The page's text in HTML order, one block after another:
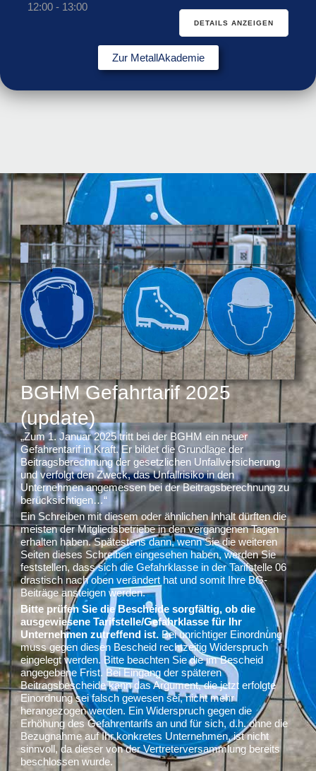
12:00 - 13:00
DETAILS ANZEIGEN
Zur MetallAkademie
BGHM Gefahrtarif 2025
(update)
„Zum 1. Januar 2025 tritt bei der BGHM ein neuer
Gefahrentarif in Kraft. Er bildet die Grundlage der
Beitragsberechnung der gesetzlichen Unfallversicherung
und verfolgt den Zweck, das Unfallrisiko in den
Unternehmen angemessen bei der Beitragsberechnung zu
berücksichtigen…“
Ein Schreiben mit diesem oder ähnlichen Inhalt dürften die
meisten der Mitgliedsbetriebe in den vergangenen Tagen
erhalten haben. Spätestens dann, wenn Sie die weiteren
Seiten dieses Schreiben eingesehen haben, werden Sie
feststellen, dass sich die Gefahrklasse in der Tarifstelle 06
drastisch nach oben verändert hat und somit Ihre BG-
Beiträge ansteigen werden.
Bitte prüfen Sie die Bescheide sorgfältig, ob die
ausgewiesene Tarifstelle/Gefahrklasse für Ihr
Unternehmen zutreffend ist. Bei unrichtiger Einordnung
muss gegen diesen Bescheid rechtzeitig Widerspruch
eingelegt werden. Bitte beachten Sie die im Bescheid
angegebene Frist. Bei Eingang der späteren
Beitragsbescheide kann das Argument, die jetzt erfolgte
Einordnung sei falsch gewesen sei, nicht mehr
herangezogen werden. Ein Widerspruch gegen die
Erhöhung des Gefahrentarifs an und für sich, d.h. ohne die
Bezugnahme auf Ihr konkretes Unternehmen, ist nicht
sinnvoll, da dieser von der Vertreterversammlung bereits
beschlossen wurde.